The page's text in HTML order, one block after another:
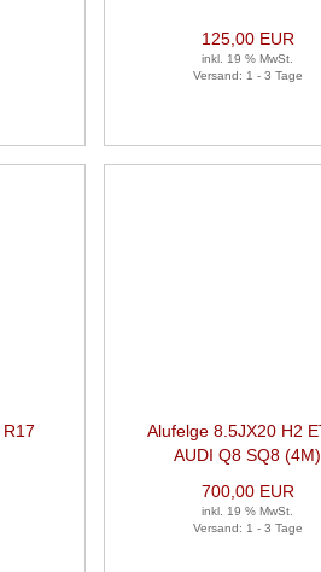
125,00 EUR
inkl. 19 % MwSt.
Versand: 1 - 3 Tage
Alufelge 8.5JX20 H2
LK5X112X66,6 1 Satz (je
AUDI Q8 SQ8 (4M)
700,00 EUR
inkl. 19 % MwSt.
Versand: 1 - 3 Tage